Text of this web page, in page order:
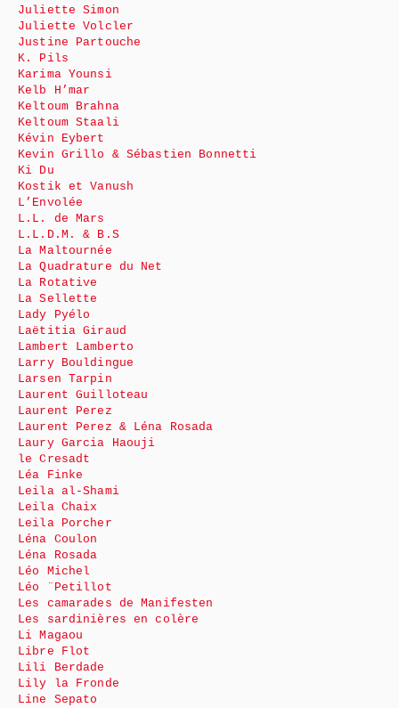
Juliette Simon
Juliette Volcler
Justine Partouche
K. Pils
Karima Younsi
Kelb H’mar
Keltoum Brahna
Keltoum Staali
Kévin Eybert
Kevin Grillo & Sébastien Bonnetti
Ki Du
Kostik et Vanush
L’Envolée
L.L. de Mars
L.L.D.M. & B.S
La Maltournée
La Quadrature du Net
La Rotative
La Sellette
Lady Pyélo
Laëtitia Giraud
Lambert Lamberto
Larry Bouldingue
Larsen Tarpin
Laurent Guilloteau
Laurent Perez
Laurent Perez & Léna Rosada
Laury Garcia Haouji
le Cresadt
Léa Finke
Leila al-Shami
Leila Chaix
Leila Porcher
Léna Coulon
Léna Rosada
Léo Michel
Léo ¨Petillot
Les camarades de Manifesten
Les sardinières en colère
Li Magaou
Libre Flot
Lili Berdade
Lily la Fronde
Line Sepato